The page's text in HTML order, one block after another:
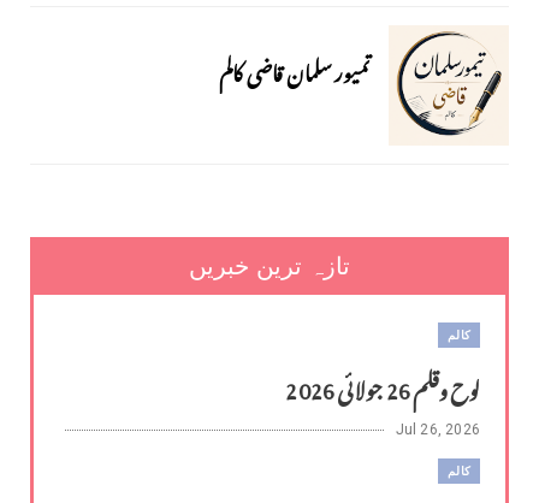
تمیور سلمان قاضی کالم
تازہ ترین خبریں
کالم
لوح وقلم 26 جولائی 2026
Jul 26, 2026
کالم